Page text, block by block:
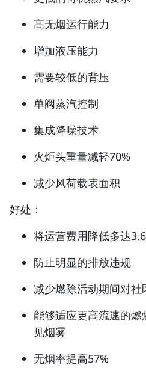
高无烟运行能力
增加液压能力
需要较低的背压
单阀蒸汽控制
集成降噪技术
火炬头重量减轻70%
减少风荷载表面积
好处：
将运营费用降低多达
防止明显的排放违规
减少燃除活动期间对社
能够适应更高流速的
见烟雾
无烟率提高57%